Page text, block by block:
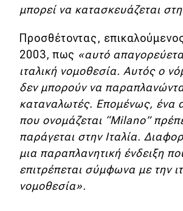
μπορεί να κατασκευάζεται
Προσθέτοντας,
2003, πως «αυτό
ιταλική νομοθεσία. Αυτός ο
δεν μπορούν να
καταναλωτές. Επομένως, ένα
που ονομάζεται “Milano”
παράγεται στην Ιταλία.
μια παραπλανητική ένδειξη
επιτρέπεται σύμφωνα με την
νομοθεσία».